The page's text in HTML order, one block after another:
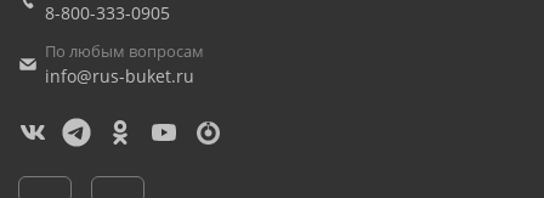
8-800-333-0905
По любым вопросам
info@rus-buket.ru